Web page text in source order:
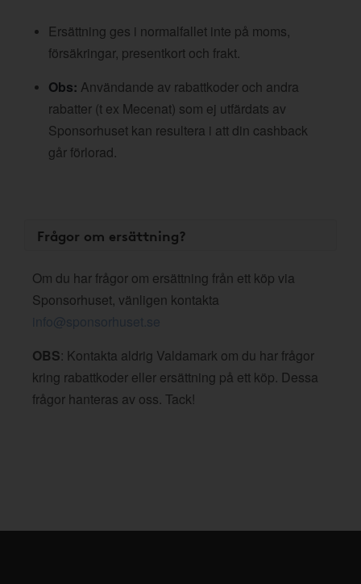
Ersättning ges i normalfallet inte på moms,
försäkringar, presentkort och frakt.
Obs: Användande av rabattkoder och andra
rabatter (t ex Mecenat) som ej utfärdats av
Sponsorhuset kan resultera i att din cashback
går förlorad.
Frågor om ersättning?
Om du har frågor om ersättning från ett köp via
Sponsorhuset, vänligen kontakta
info@sponsorhuset.se
OBS: Kontakta aldrig Valdamark om du har frågor
kring rabattkoder eller ersättning på ett köp. Dessa
frågor hanteras av oss. Tack!